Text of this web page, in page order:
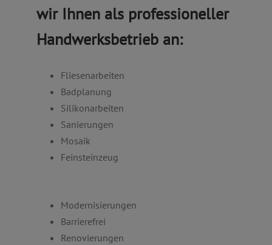
wir Ihnen als professioneller
Handwerksbetrieb an:
Fliesenarbeiten
Badplanung
Silikonarbeiten
Sanierungen
Mosaik
Feinsteinzeug
Modernisierungen
Barrierefrei
Renovierungen